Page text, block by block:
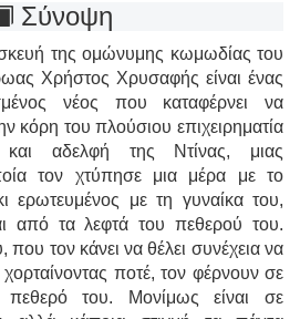
Σύνοψη
της ομώνυμης κωμωδίας του
Χρήστος Χρυσαφής είναι ένας
νέος που καταφέρνει να
κόρη του πλούσιου επιχειρηματία
αδελφή της Ντίνας, μιας
τον χτύπησε μια μέρα με το
ερωτευμένος με τη γυναίκα του,
από τα λεφτά του πεθερού του.
τον κάνει να θέλει συνέχεια να
ποτέ, τον φέρνουν σε
του. Μονίμως είναι σε